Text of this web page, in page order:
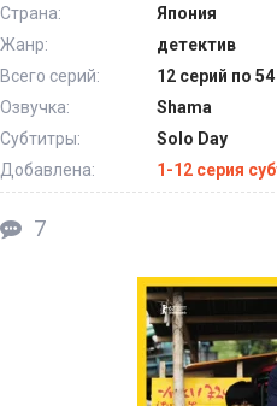
Страна:
Япония
Жанр:
детектив
Всего серий:
12 серий по
Озвучка:
Shama
Субтитры:
Solo Day
Добавлена:
1-12 серия
7